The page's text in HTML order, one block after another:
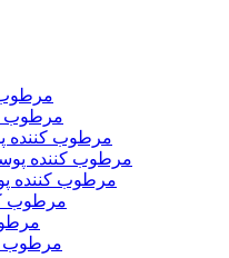
مرطوب
مرطوب
مرطوب کننده
مرطوب
مرطوب
مرطوب